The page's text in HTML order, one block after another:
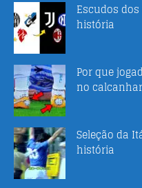
Escudos
história
Por que
no calcanhar
Seleção da
história